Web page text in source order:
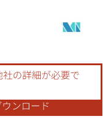
4.0の表示が必要です。